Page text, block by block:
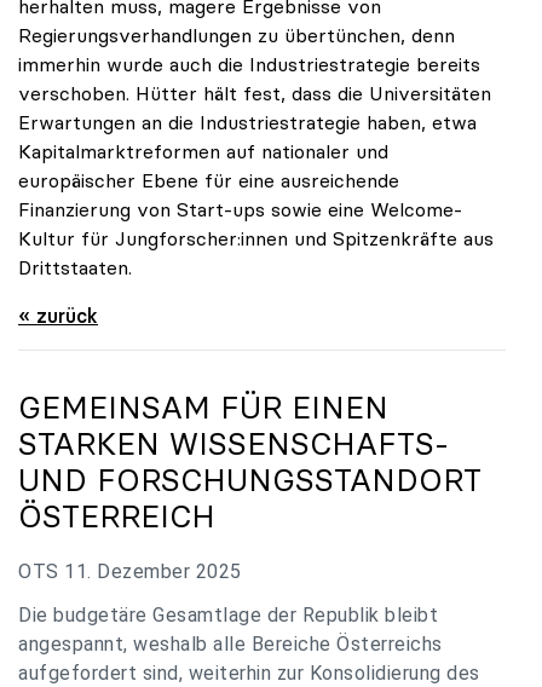
herhalten muss, magere Ergebnisse von
Regierungsverhandlungen zu übertünchen, denn
immerhin wurde auch die Industriestrategie bereits
verschoben. Hütter hält fest, dass die Universitäten
Erwartungen an die Industriestrategie haben, etwa
Kapitalmarktreformen auf nationaler und
europäischer Ebene für eine ausreichende
Finanzierung von Start-ups sowie eine Welcome-
Kultur für Jungforscher:innen und Spitzenkräfte aus
Drittstaaten.
« zurück
GEMEINSAM FÜR EINEN
STARKEN WISSENSCHAFTS-
UND FORSCHUNGSSTANDORT
ÖSTERREICH
OTS 11. Dezember 2025
Die budgetäre Gesamtlage der Republik bleibt
angespannt, weshalb alle Bereiche Österreichs
aufgefordert sind, weiterhin zur Konsolidierung des